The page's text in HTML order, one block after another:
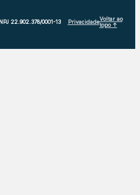
22.902.378/0001-13 PrivacidadeVoltar ao
topo ↑